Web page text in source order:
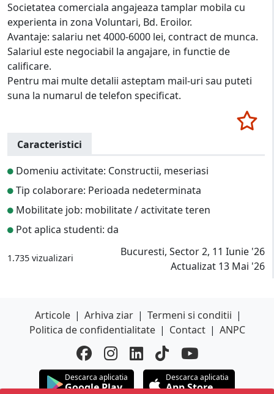
Societatea comerciala angajeaza tamplar mobila cu
experienta in zona Voluntari, Bd. Eroilor.
Avantaje: salariu net 4000-6000 lei, contract de munca.
Salariul este negociabil la angajare, in functie de
calificare.
Pentru mai multe detalii asteptam mail-uri sau puteti
suna la numarul de telefon specificat.
Caracteristici
Domeniu activitate: Constructii, meseriasi
Tip colaborare: Perioada nedeterminata
Mobilitate job: mobilitate / activitate teren
Pot aplica studenti: da
1.735 vizualizari
Bucuresti, Sector 2, 11 Iunie '26
Actualizat 13 Mai '26
Articole | Arhiva ziar | Termeni si conditii |
Politica de confidentialitate | Contact | ANPC
Descarca aplicatia
Google Play
Descarca aplicatia
App Store